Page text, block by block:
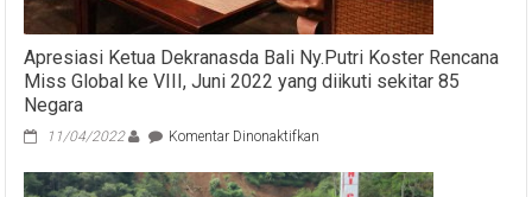
Apresiasi Ketua Dekranasda Bali Ny.Putri Koster Rencana
Miss Global ke VIII, Juni 2022 yang diikuti sekitar 85
Negara
11/04/2022 Komentar Dinonaktifkan
Ketua